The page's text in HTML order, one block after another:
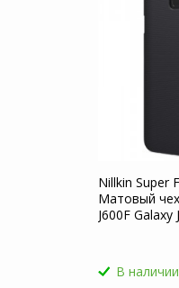
Nillkin Super
Матовый
J600F Galaxy
В наличии